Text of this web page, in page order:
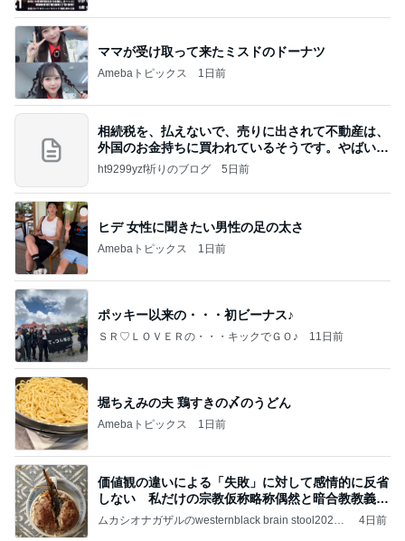
ママが受け取って来たミスドのドーナツ
Amebaトピックス 1日前
相続税を、払えないで、売りに出されて不動産は、
外国のお金持ちに買われているそうです。やばいで
すよ
ht9299yzf祈りのブログ 5日前
ヒデ 女性に聞きたい男性の足の太さ
Amebaトピックス 1日前
ポッキー以来の・・・初ビーナス♪
ＳＲ♡ＬＯＶＥＲの・・・キックでＧＯ♪ 11日前
堀ちえみの夫 鶏すきの〆のうどん
Amebaトピックス 1日前
価値観の違いによる「失敗」に対して感情的に反省
しない 私だけの宗教仮称略称偶然と暗合教教義候
補
ムカシオナガザルのwesternblack brain stool2024
4日前